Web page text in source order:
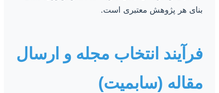
بنای هر پژوهش معتبری است.
فرآیند انتخاب مجله و ارسال
مقاله (سابمیت)